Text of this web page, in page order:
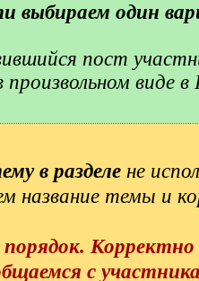
выбираем один
пост
виде
в разделе не
название темы и
порядок.
с